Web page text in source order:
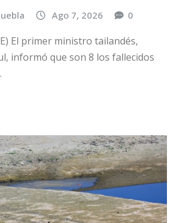
Ago 7, 2026 0
El primer ministro tailandés,
informó que son 8 los fallecidos